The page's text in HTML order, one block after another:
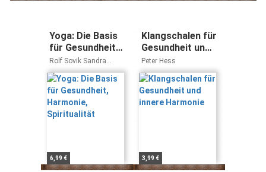
Yoga: Die Basis
für Gesundheit,
Harmonie,
Spiritualität
Rolf Sovik Sandra
Anderson
6,99 €
Klangschalen für
Gesundheit und
innere Harmonie
Peter Hess
3,99 €